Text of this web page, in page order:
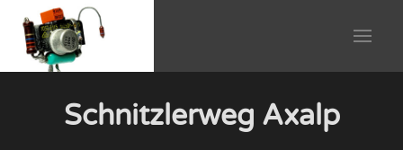
Schnitzlerweg Axalp